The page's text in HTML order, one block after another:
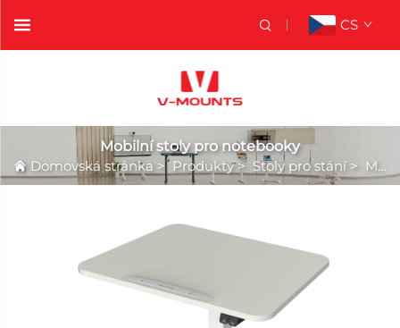
CS
Mobilní stoly pro notebooky
Domovská stránka> Produkty> Stoly pro stání > Mobilní stoly pro notebooky